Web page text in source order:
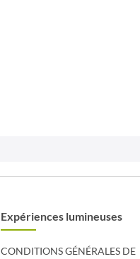
Expériences lumineuses
CONDITIONS GÉNÉRALES DE